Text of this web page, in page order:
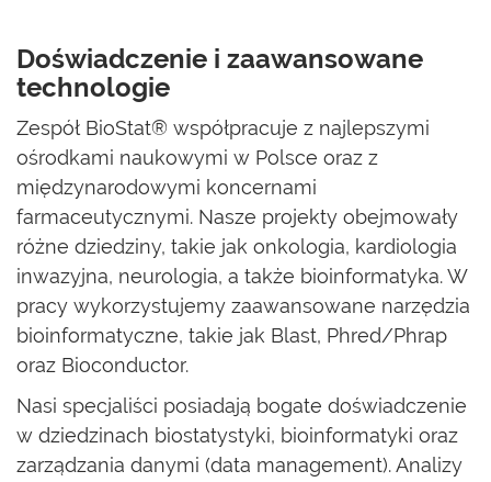
Doświadczenie i zaawansowane
technologie
Zespół BioStat® współpracuje z najlepszymi
ośrodkami naukowymi w Polsce oraz z
międzynarodowymi koncernami
farmaceutycznymi. Nasze projekty obejmowały
różne dziedziny, takie jak onkologia, kardiologia
inwazyjna, neurologia, a także bioinformatyka. W
pracy wykorzystujemy zaawansowane narzędzia
bioinformatyczne, takie jak Blast, Phred/Phrap
oraz Bioconductor.
Nasi specjaliści posiadają bogate doświadczenie
w dziedzinach biostatystyki, bioinformatyki oraz
zarządzania danymi (data management). Analizy